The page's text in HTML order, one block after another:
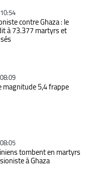
contre Ghaza : le
à 73.377 martyrs et
magnitude 5,4 frappe
tombent en martyrs
à Ghaza